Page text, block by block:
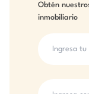
Obtén
inmobiliario